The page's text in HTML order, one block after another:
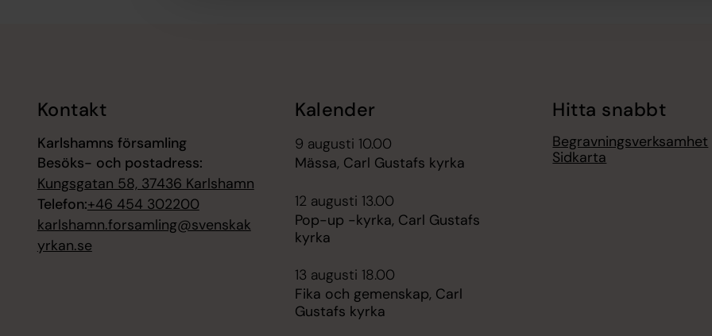
Kontakt
Karlshamns församling
Besöks- och postadress:
Kungsgatan 58, 37436 Karlshamn
Telefon:+46 454 302200
karlshamn.forsamling@svenskak
yrkan.se
Kalender
9 augusti 10.00
Mässa, Carl Gustafs kyrka
12 augusti 13.00
Pop-up -kyrka, Carl Gustafs
kyrka
13 augusti 18.00
Fika och gemenskap, Carl
Gustafs kyrka
Hitta snabbt
Begravningsverksamhet
Sidkarta